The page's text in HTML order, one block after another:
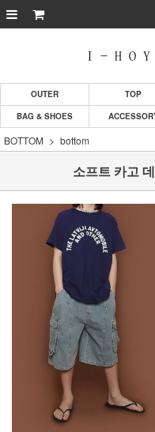
OUTER TOP
BAG & SHOES
BOTTOM bottom
소프트 카고